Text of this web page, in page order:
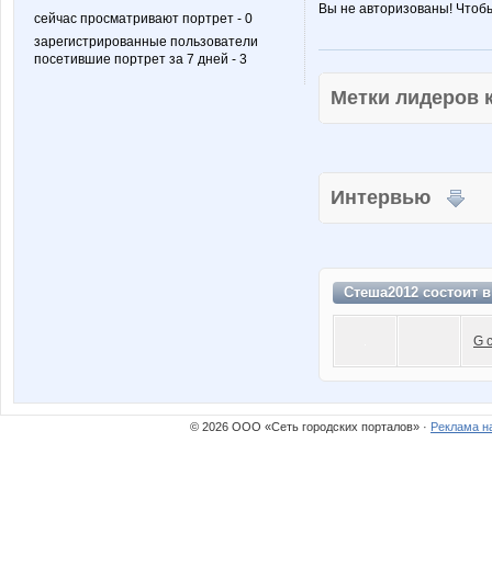
сейчас просматривают портрет - 0
зарегистрированные пользователи
посетившие портрет за 7 дней - 3
Вы не авторизованы!
Метки
Интервью
Стеша2012 состоит
G
© 2026 ООО «Сеть городских порталов» · Реклама